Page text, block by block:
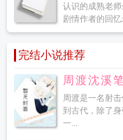
认识的成熟老
剧情作者的回
完结小说推荐
周渡沈溪
周渡是一名射
到古代，除了
一...